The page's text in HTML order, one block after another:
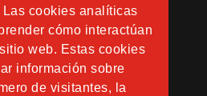
cookies analíticas
cómo interactúan
web. Estas cookies
información sobre
de visitantes, la